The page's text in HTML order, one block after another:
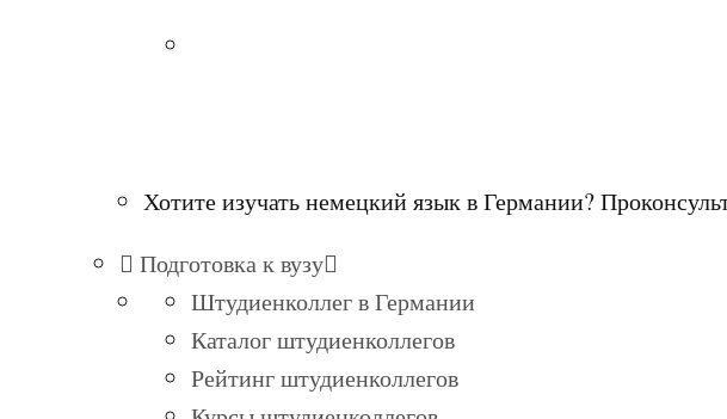
Хотите изучать немецкий язык в Германии?
Подготовка к вузу
Штудиенколлег в Германии
Каталог штудиенколлегов
Рейтинг штудиенколлегов